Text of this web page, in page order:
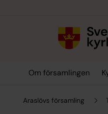
Om församlingen
Araslövs församling